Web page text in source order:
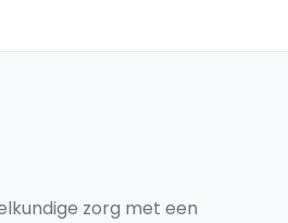
zorg met een